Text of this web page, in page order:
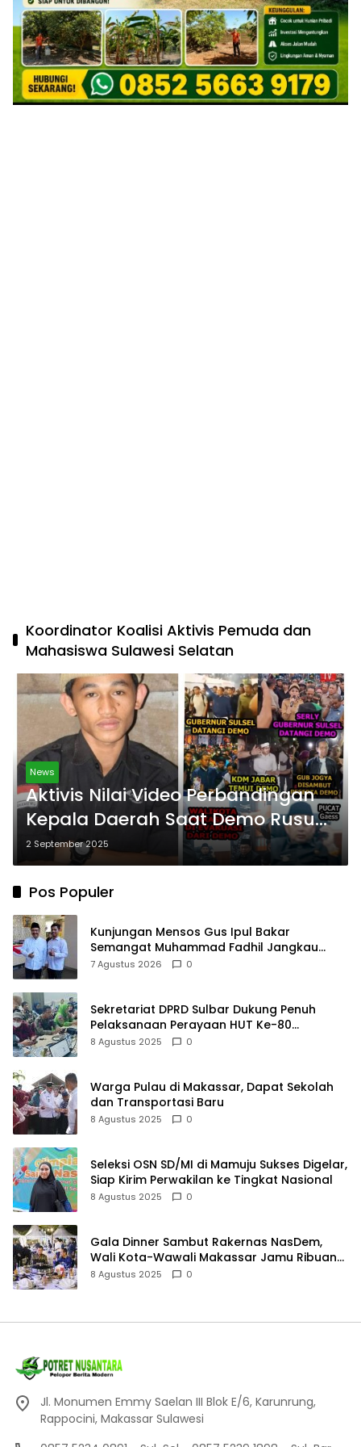
Koordinator Koalisi Aktivis Pemuda dan
Mahasiswa Sulawesi Selatan
News
Aktivis Nilai Video Perbandingan
Kepala Daerah Saat Demo Rusuh
Bersifat Provokatif dan Salah
Konteks
2 September 2025
Pos Populer
Kunjungan Mensos Gus Ipul Bakar
Semangat Muhammad Fadhil Jangkau
Anak Keluarga Sangat Kurang Mampu
7 Agustus 2026 0
Sekretariat DPRD Sulbar Dukung Penuh
Pelaksanaan Perayaan HUT Ke-80
Kemerdekaan RI
8 Agustus 2025 0
Warga Pulau di Makassar, Dapat Sekolah
dan Transportasi Baru
8 Agustus 2025 0
Seleksi OSN SD/MI di Mamuju Sukses Digelar,
Siap Kirim Perwakilan ke Tingkat Nasional
8 Agustus 2025 0
Gala Dinner Sambut Rakernas NasDem,
Wali Kota-Wawali Makassar Jamu Ribuan
Kader se-Indonesia
8 Agustus 2025 0
Jl. Monumen Emmy Saelan III Blok E/6, Karunrung,
Rappocini, Makassar Sulawesi